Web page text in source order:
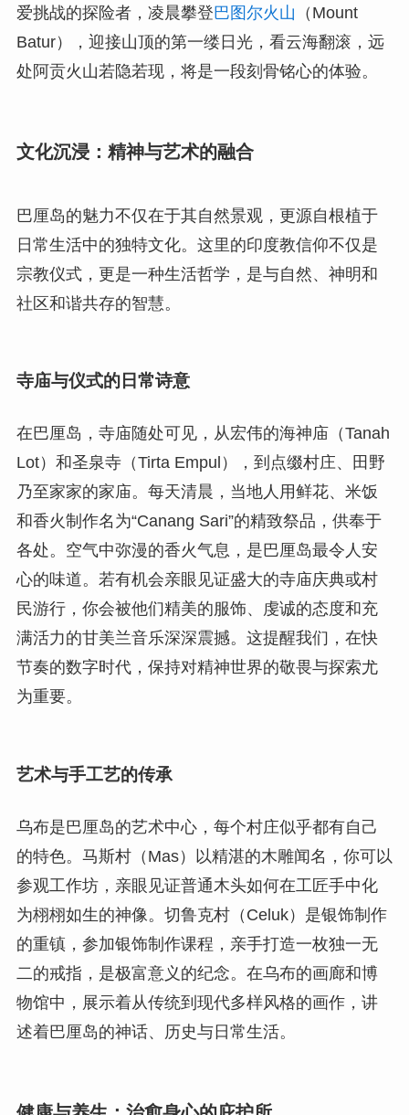
爱挑战的探险者，凌晨攀登 巴图尔火山 （Mount
Batur），迎接山顶的第一缕日光，看云海翻滚，远
处阿贡火山若隐若现，将是一段刻骨铭心的体验。
文化沉浸：精神与艺术的融合
巴厘岛的魅力不仅在于其自然景观，更源自根植于
日常生活中的独特文化。这里的印度教信仰不仅是
宗教仪式，更是一种生活哲学，是与自然、神明和
社区和谐共存的智慧。
寺庙与仪式的日常诗意
在巴厘岛，寺庙随处可见，从宏伟的海神庙（Tanah
Lot）和圣泉寺（Tirta Empul），到点缀村庄、田野
乃至家家的家庙。每天清晨，当地人用鲜花、米饭
和香火制作名为“Canang Sari”的精致祭品，供奉于
各处。空气中弥漫的香火气息，是巴厘岛最令人安
心的味道。若有机会亲眼见证盛大的寺庙庆典或村
民游行，你会被他们精美的服饰、虔诚的态度和充
满活力的甘美兰音乐深深震撼。这提醒我们，在快
节奏的数字时代，保持对精神世界的敬畏与探索尤
为重要。
艺术与手工艺的传承
乌布是巴厘岛的艺术中心，每个村庄似乎都有自己
的特色。马斯村（Mas）以精湛的木雕闻名，你可以
参观工作坊，亲眼见证普通木头如何在工匠手中化
为栩栩如生的神像。切鲁克村（Celuk）是银饰制作
的重镇，参加银饰制作课程，亲手打造一枚独一无
二的戒指，是极富意义的纪念。在乌布的画廊和博
物馆中，展示着从传统到现代多样风格的画作，讲
述着巴厘岛的神话、历史与日常生活。